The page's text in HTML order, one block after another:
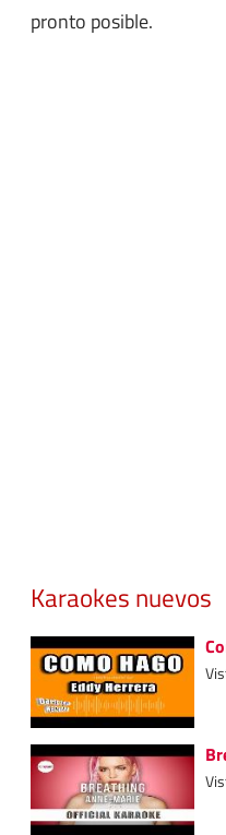
pronto posible.
Karaokes nuevos